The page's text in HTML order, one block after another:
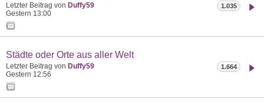
Letzter Beitrag von Duffy59
Gestern 13:00
1.035
Städte oder Orte aus aller Welt
Letzter Beitrag von Duffy59
Gestern 12:56
1.664